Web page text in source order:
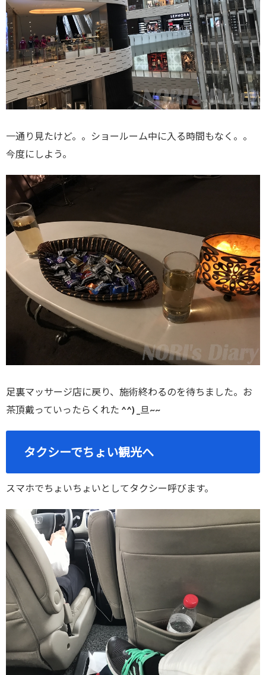
一通り見たけど。。ショールーム中に入る時間もなく。。
今度にしよう。
足裏マッサージ店に戻り、施術終わるのを待ちました。お
茶頂戴っていったらくれた ^^) _旦~~
タクシーでちょい観光へ
スマホでちょいちょいとしてタクシー呼びます。